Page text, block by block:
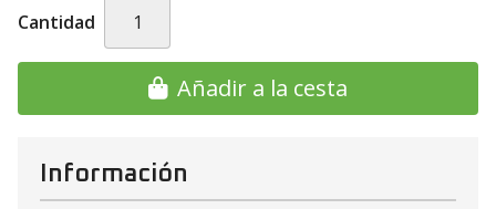
Cantidad
Añadir a la cesta
Información